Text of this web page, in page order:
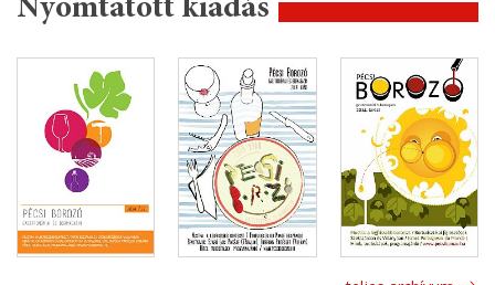
Nyomtatott kiadás